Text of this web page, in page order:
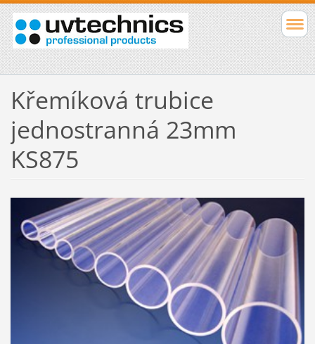
Křemíková trubice
jednostranná 23mm
KS875